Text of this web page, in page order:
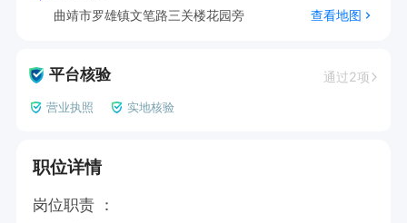
曲靖市罗雄镇文笔路三关楼花园旁
查看地图
平台核验 通过2项
营业执照 实地核验
职位详情
岗位职责 ：